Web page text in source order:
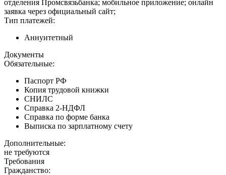
отделения Промсвязьбанка; мобильное приложение; онлайн
заявка через официальный сайт;
Тип платежей:
Аннуитетный
Документы
Обязательные:
Паспорт РФ
Копия трудовой книжки
СНИЛС
Справка 2-НДФЛ
Справка по форме банка
Выписка по зарплатному счету
Дополнительные:
не требуются
Требования
Гражданство: